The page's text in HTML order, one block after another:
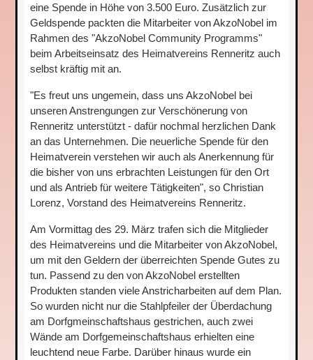
eine Spende in Höhe von 3.500 Euro. Zusätzlich zur
Geldspende packten die Mitarbeiter von AkzoNobel im
Rahmen des "AkzoNobel Community Programms"
beim Arbeitseinsatz des Heimatvereins Renneritz auch
selbst kräftig mit an.
"Es freut uns ungemein, dass uns AkzoNobel bei
unseren Anstrengungen zur Verschönerung von
Renneritz unterstützt - dafür nochmal herzlichen Dank
an das Unternehmen. Die neuerliche Spende für den
Heimatverein verstehen wir auch als Anerkennung für
die bisher von uns erbrachten Leistungen für den Ort
und als Antrieb für weitere Tätigkeiten", so Christian
Lorenz, Vorstand des Heimatvereins Renneritz.
Am Vormittag des 29. März trafen sich die Mitglieder
des Heimatvereins und die Mitarbeiter von AkzoNobel,
um mit den Geldern der überreichten Spende Gutes zu
tun. Passend zu den von AkzoNobel erstellten
Produkten standen viele Anstricharbeiten auf dem Plan.
So wurden nicht nur die Stahlpfeiler der Überdachung
am Dorfgmeinschaftshaus gestrichen, auch zwei
Wände am Dorfgemeinschaftshaus erhielten eine
leuchtend neue Farbe. Darüber hinaus wurde ein